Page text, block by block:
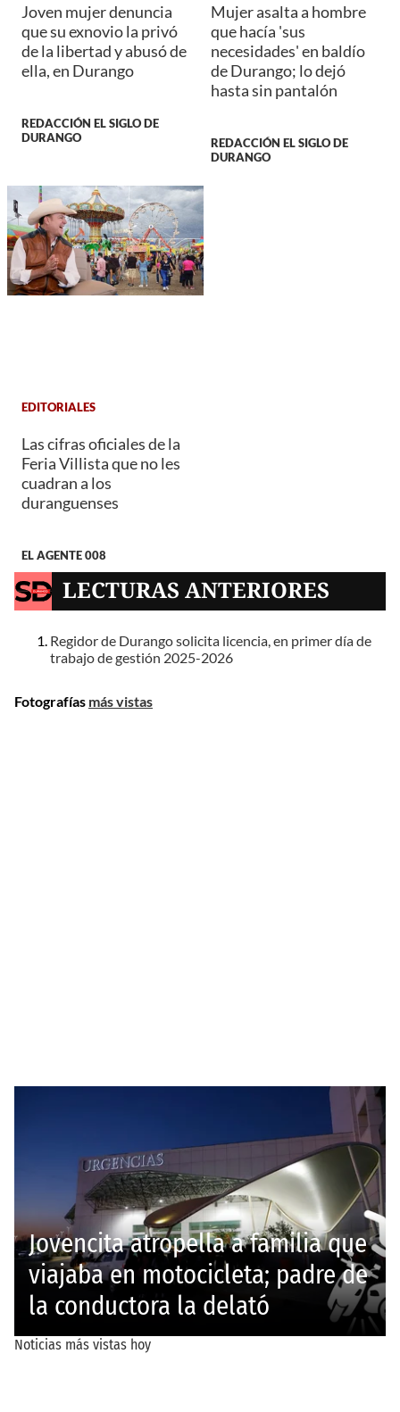
Joven mujer denuncia
que su exnovio la privó
de la libertad y abusó de
ella, en Durango
REDACCIÓN EL SIGLO DE
DURANGO
Mujer asalta a hombre
que hacía 'sus
necesidades' en baldío
de Durango; lo dejó
hasta sin pantalón
REDACCIÓN EL SIGLO DE
DURANGO
EDITORIALES
Las cifras oficiales de la
Feria Villista que no les
cuadran a los
duranguenses
EL AGENTE 008
LECTURAS ANTERIORES
Regidor de Durango solicita licencia, en primer día de
trabajo de gestión 2025-2026
Fotografías más vistas